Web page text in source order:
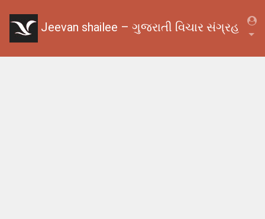
Jeevan shailee – ગુજરાતી વિચાર સંગ્રહ